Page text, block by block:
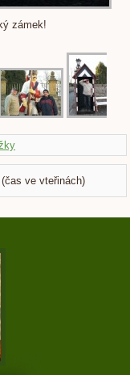
zámek!
(čas ve vteřinách)